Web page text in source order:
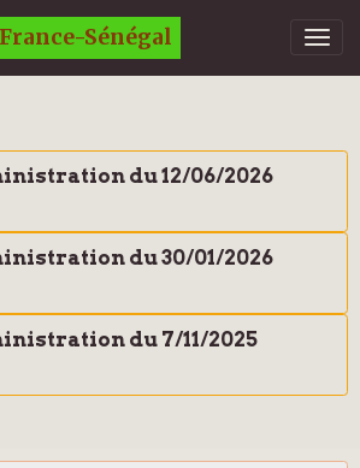
Sénégal
du 12/06/2026
du 30/01/2026
du 7/11/2025